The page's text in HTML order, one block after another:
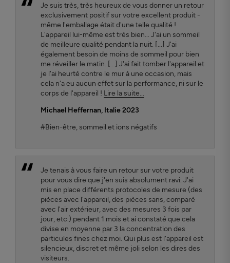
Je suis très, très heureux de vous donner un retour
exclusivement positif sur votre excellent produit -
même l'emballage était d'une telle qualité !
L'appareil lui-même est très bien... J'ai un sommeil
de meilleure qualité pendant la nuit. [...] J'ai
également besoin de moins de sommeil pour bien
me réveiller le matin. [...] J'ai fait tomber l'appareil et
je l'ai heurté contre le mur à une occasion, mais
cela n'a eu aucun effet sur la performance, ni sur le
corps de l'appareil ! Lire la suite...
Michael Heffernan, Italie 2023
#Bien-être, sommeil et ions négatifs
Je tenais à vous faire un retour sur votre produit
pour vous dire que j'en suis absolument ravi. J'ai
mis en place différents protocoles de mesure (des
pièces avec l'appareil, des pièces sans, comparé
avec l'air extérieur, avec des mesures 3 fois par
jour, etc.) pendant 1 mois et ai constaté que cela
divise en moyenne par 3 la concentration des
particules fines chez moi. Qui plus est l'appareil est
silencieux, discret et même joli selon les dires des
visiteurs.